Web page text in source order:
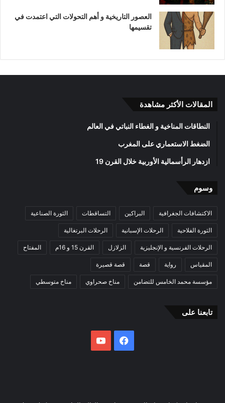
العصور التاريخية و أهم التحولات التي اعتمدت في
تقسيمها
المقالات الأكثر مشاهدة
النطاقات المناخية و الغطاء النباتي في العالم
الضغط الاستعماري على المغرب
ازدهار الرأسمالية الأوربية خلال القرن 19
وسوم
الاكتشافات الجغرافية البراكين التساقطات الثورة الصناعية
الثورة الفلاحية الرحلات الإسبانية الرحلات البرتغالية
الرحلات الفرنسية و الإنجليزية الزلازل القرن 15 و 16م المفتاح
المقياس رواية قصة قصة قصيرة
مؤسسة محمد الخامس للتضامن مناخ صحراوي مناخ متوسطي
تابعنا على
فيسبوك